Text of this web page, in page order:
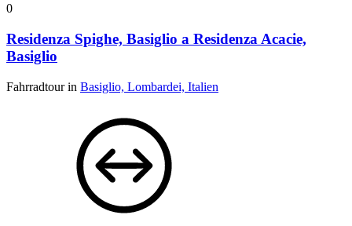
0
Residenza Spighe, Basiglio a Residenza Acacie,
Basiglio
Fahrradtour in Basiglio, Lombardei, Italien